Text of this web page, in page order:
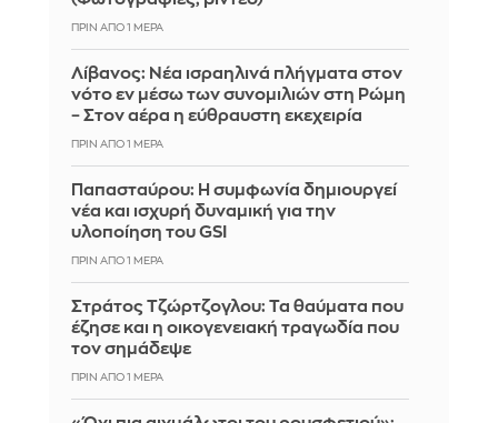
ΠΡΙΝ ΑΠΌ 1 ΜΈΡΑ
Λίβανος: Νέα ισραηλινά πλήγματα στον
νότο εν μέσω των συνομιλιών στη Ρώμη
– Στον αέρα η εύθραυστη εκεχειρία
ΠΡΙΝ ΑΠΌ 1 ΜΈΡΑ
Παπασταύρου: Η συμφωνία δημιουργεί
νέα και ισχυρή δυναμική για την
υλοποίηση του GSI
ΠΡΙΝ ΑΠΌ 1 ΜΈΡΑ
Στράτος Τζώρτζογλου: Τα θαύματα που
έζησε και η οικογενειακή τραγωδία που
τον σημάδεψε
ΠΡΙΝ ΑΠΌ 1 ΜΈΡΑ